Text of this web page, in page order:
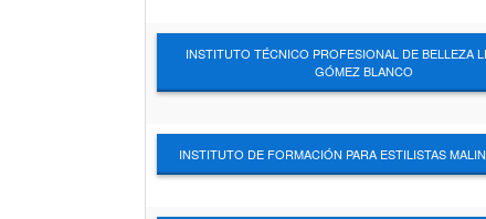
INSTITUTO TÉCNICO PROFESIONAL DE BELLEZA
GÓMEZ BLANCO
INSTITUTO DE FORMACIÓN PARA ESTILISTAS